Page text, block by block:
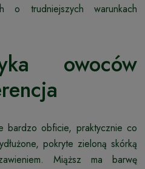
o trudniejszych warunkach
owoców
bardzo obficie, praktycznie co
pokryte zieloną skórką
Miąższ ma barwę